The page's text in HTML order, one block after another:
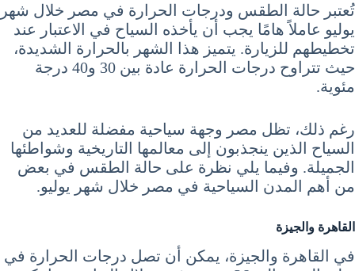
تُعتبر حالة الطقس ودرجات الحرارة في مصر خلال شهر
يوليو عاملاً هامًا يجب أن يأخذه السياح في الاعتبار عند
تخطيطهم للزيارة. يتميز هذا الشهر بالحرارة الشديدة،
حيث تتراوح درجات الحرارة عادة بين 30 و40 درجة
مئوية.
رغم ذلك، تظل مصر وجهة سياحية مفضلة للعديد من
السياح الذين ينجذبون إلى معالمها التاريخية وشواطئها
الجميلة. وفيما يلي نظرة على حالة الطقس في بعض
من أهم المدن السياحية في مصر خلال شهر يوليو.
القاهرة والجيزة
في القاهرة والجيزة، يمكن أن تصل درجات الحرارة في